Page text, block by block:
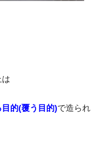
目的(覆う目的)で造られ